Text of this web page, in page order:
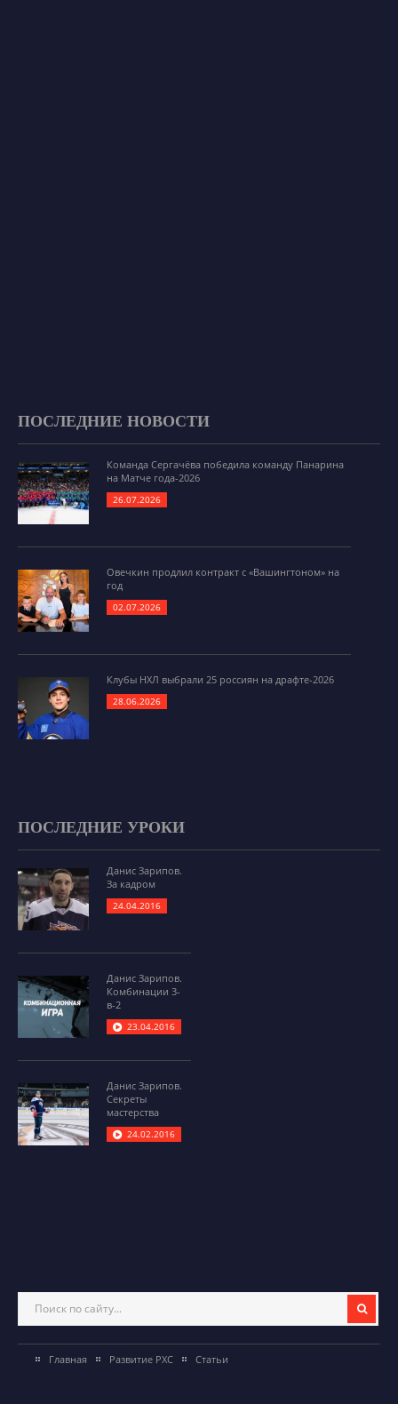
ПОСЛЕДНИЕ НОВОСТИ
Команда Сергачёва победила команду Панарина
на Матче года-2026
26.07.2026
Овечкин продлил контракт с «Вашингтоном» на
год
02.07.2026
Клубы НХЛ выбрали 25 россиян на драфте-2026
28.06.2026
ПОСЛЕДНИЕ УРОКИ
Данис Зарипов.
За кадром
24.04.2016
Данис Зарипов.
Комбинации 3-
в-2
23.04.2016
Данис Зарипов.
Секреты
мастерства
24.02.2016
Главная Развитие РХС Статьи